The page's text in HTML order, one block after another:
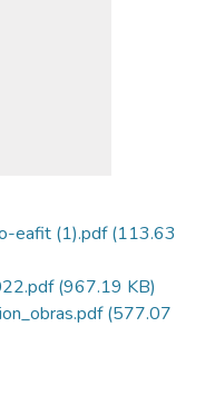
eafit (1).pdf(113.63
(967.19 KB)
(577.07